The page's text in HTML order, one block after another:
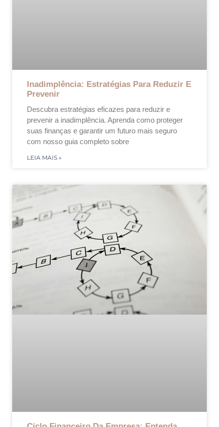
Inadimplência: Estratégias Para Reduzir E
Prevenir
Descubra estratégias eficazes para reduzir e
prevenir a inadimplência. Aprenda como proteger
suas finanças e garantir um futuro mais seguro
com nosso guia completo sobre
LEIA MAIS »